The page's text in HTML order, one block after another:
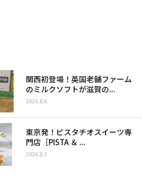
関西初登場！英国老舗ファーム
のミルクソフトが滋賀の...
2026.8.6
東京発！ピスタチオスイーツ専
門店［PISTA ＆ ...
2026.8.3